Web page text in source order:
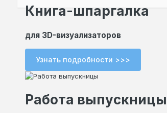
Книга-шпаргалка
для 3D-визуализаторов
Узнать подробности >>>
Работа выпускницы